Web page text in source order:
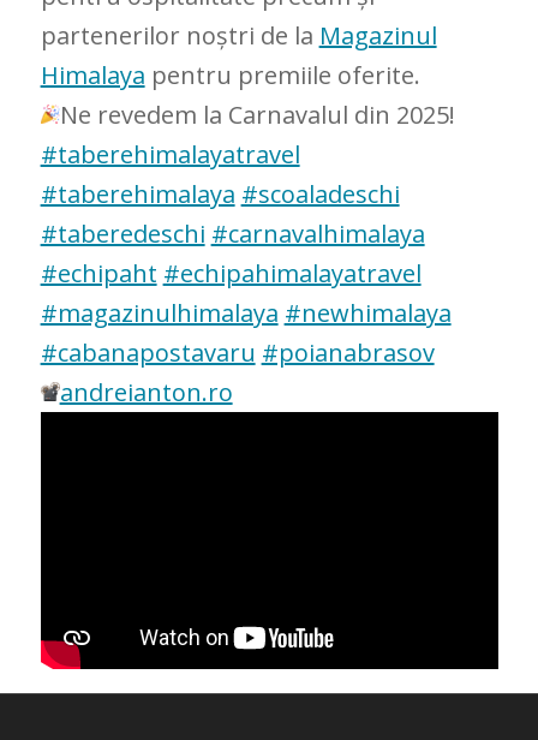
partenerilor noștri de la Magazinul
Himalaya pentru premiile oferite.
Ne revedem la Carnavalul din 2025!
#taberehimalayatravel
#taberehimalaya #scoaladeschi
#taberedeschi #carnavalhimalaya
#echipaht #echipahimalayatravel
#magazinulhimalaya #newhimalaya
#cabanapostavaru #poianabrasov
andreianton.ro